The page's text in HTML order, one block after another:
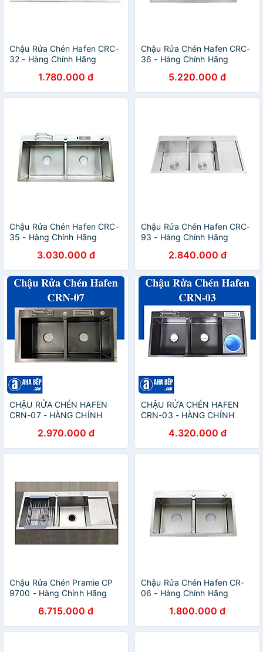
Chậu Rửa Chén Hafen CRC-
32 - Hàng Chính Hãng
1.780.000 đ
Chậu Rửa Chén Hafen CRC-
36 - Hàng Chính Hãng
5.220.000 đ
Chậu Rửa Chén Hafen CRC-
35 - Hàng Chính Hãng
3.030.000 đ
Chậu Rửa Chén Hafen CRC-
93 - Hàng Chính Hãng
2.840.000 đ
CHẬU RỬA CHÉN HAFEN
CRN-07 - HÀNG CHÍNH
2.970.000 đ
CHẬU RỬA CHÉN HAFEN
CRN-03 - HÀNG CHÍNH
4.320.000 đ
Chậu Rửa Chén Pramie CP
9700 - Hàng Chính Hãng
6.715.000 đ
Chậu Rửa Chén Hafen CR-
06 - Hàng Chính Hãng
1.800.000 đ